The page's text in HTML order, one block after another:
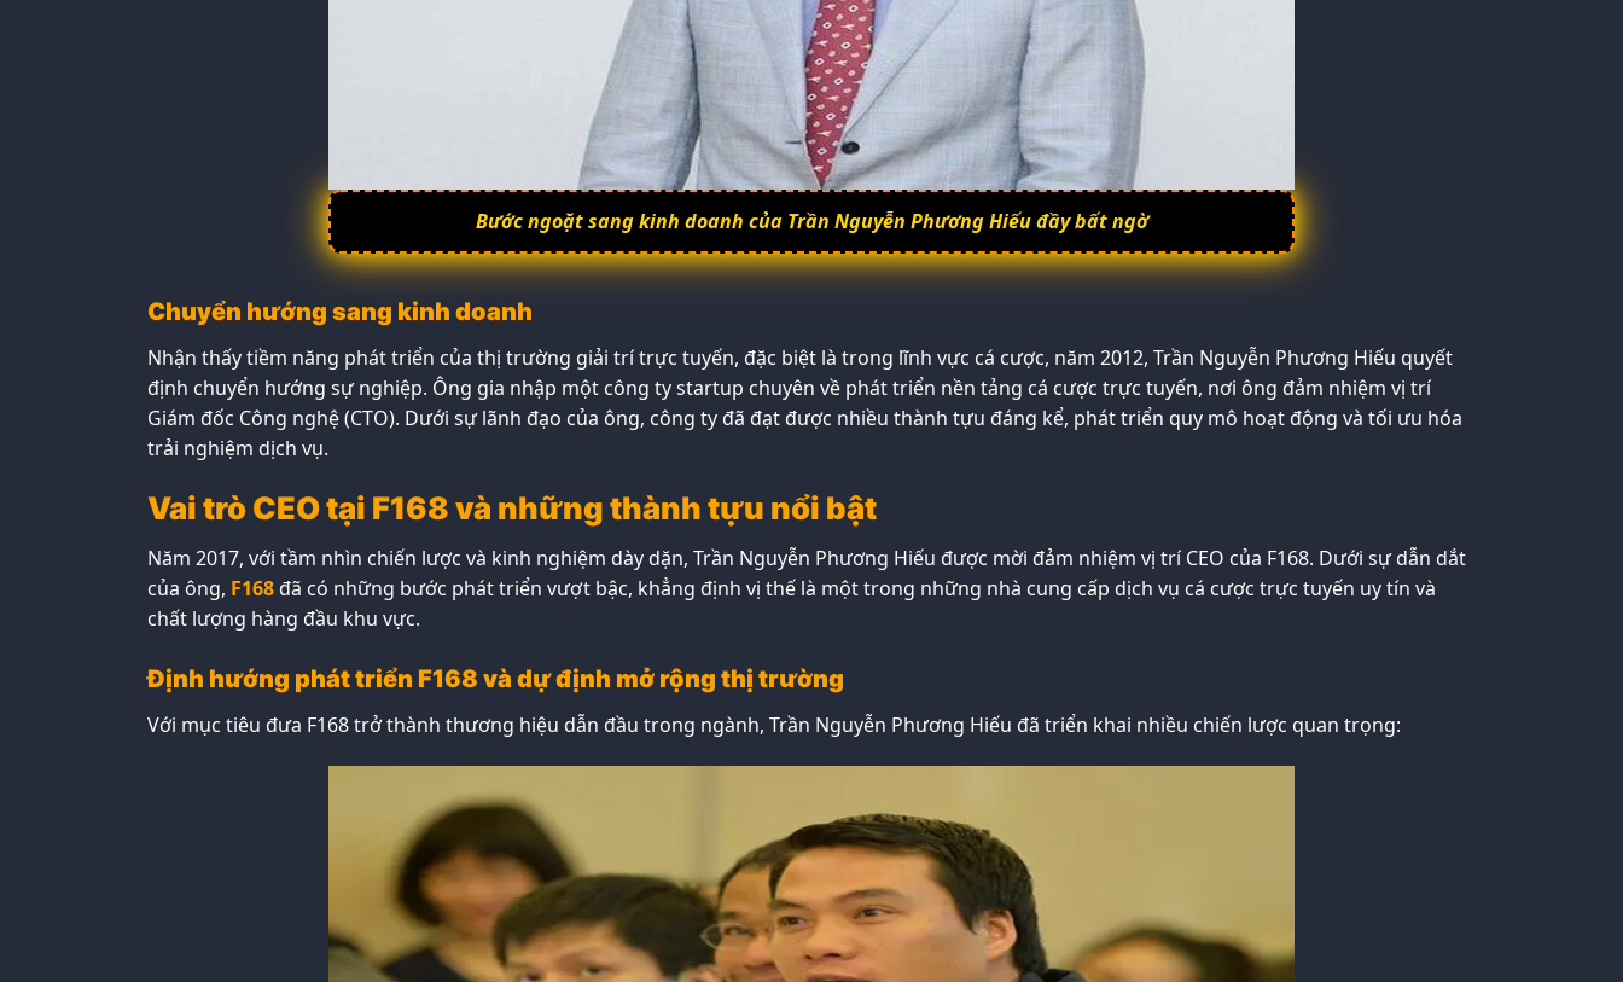
Bước ngoặt sang kinh doanh của Trần Nguyễn Phương Hiếu đầy bất ngờ
Chuyển hướng sang kinh doanh
Nhận thấy tiềm năng phát triển của thị trường giải trí trực tuyến, đặc biệt là trong lĩnh vực cá cược, năm 2012, Trần Nguyễn Phương Hiếu quyết
định chuyển hướng sự nghiệp. Ông gia nhập một công ty startup chuyên về phát triển nền tảng cá cược trực tuyến, nơi ông đảm nhiệm vị trí
Giám đốc Công nghệ (CTO). Dưới sự lãnh đạo của ông, công ty đã đạt được nhiều thành tựu đáng kể, phát triển quy mô hoạt động và tối ưu hóa
trải nghiệm dịch vụ.
Vai trò CEO tại F168 và những thành tựu nổi bật
Năm 2017, với tầm nhìn chiến lược và kinh nghiệm dày dặn, Trần Nguyễn Phương Hiếu được mời đảm nhiệm vị trí CEO của F168. Dưới sự dẫn dắt
của ông, F168 đã có những bước phát triển vượt bậc, khẳng định vị thế là một trong những nhà cung cấp dịch vụ cá cược trực tuyến uy tín và
chất lượng hàng đầu khu vực.
Định hướng phát triển F168 và dự định mở rộng thị trường
Với mục tiêu đưa F168 trở thành thương hiệu dẫn đầu trong ngành, Trần Nguyễn Phương Hiếu đã triển khai nhiều chiến lược quan trọng: